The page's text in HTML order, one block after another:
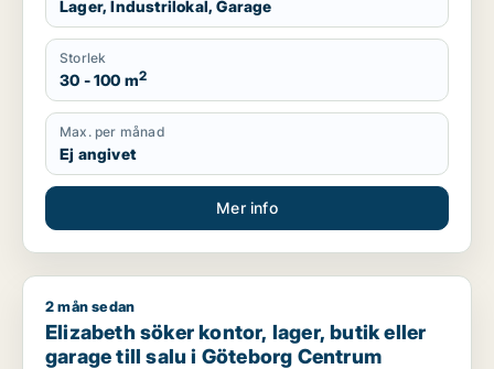
Lager, Industrilokal, Garage
Storlek
30 - 100 m2
Max. per månad
Ej angivet
Mer info
Elizabeth söker kontor, lager, butik eller garage till salu i
2 mån sedan
Elizabeth söker kontor, lager, butik eller
garage till salu i Göteborg Centrum